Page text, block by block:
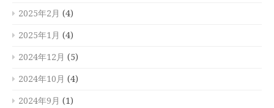
2025年2月 (4)
2025年1月 (4)
2024年12月 (5)
2024年10月 (4)
2024年9月 (1)